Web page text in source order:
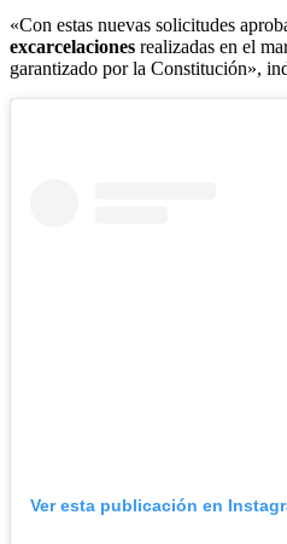
«Con estas nuevas solicitudes
excarcelaciones realizadas en el
garantizado por la Constitución»,
Ver esta publicación en